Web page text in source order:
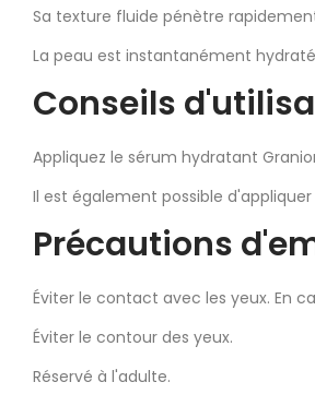
Sa texture fluide pénètre
La peau est instantanément
Conseils
Appliquez le sérum hydratant
Il est également possible
Précautions
Éviter le contact avec les yeux. En
Éviter le contour des yeux.
Réservé à l'adulte.